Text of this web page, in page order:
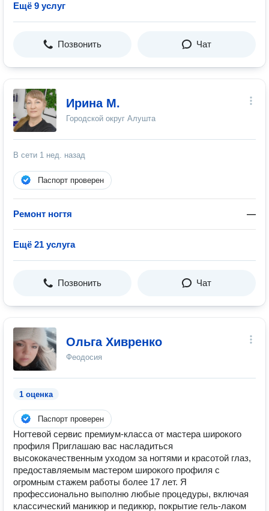
Ещё 9 услуг
Позвонить Чат
Ирина М.
Городской округ Алушта
В сети 1 нед. назад
Паспорт проверен
Ремонт ногтя —
Ещё 21 услуга
Позвонить Чат
Ольга Хивренко
Феодосия
1 оценка
Паспорт проверен
Ногтевой сервис премиум-класса от мастера широкого
профиля Приглашаю вас насладиться
высококачественным уходом за ногтями и красотой глаз,
предоставляемым мастером широкого профиля с
огромным стажем работы более 17 лет. Я
профессионально выполню любые процедуры, включая
классический маникюр и педикюр, покрытие гель-лаком